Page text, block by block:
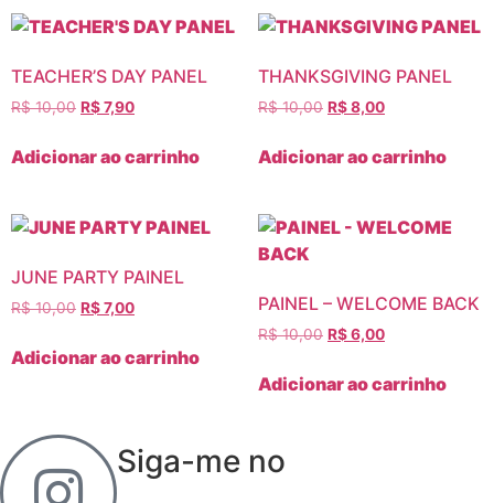
TEACHER’S DAY PANEL
R$10,00 R$7,90
Adicionar ao carrinho
THANKSGIVING PANEL
R$10,00 R$8,00
Adicionar ao carrinho
JUNE PARTY PAINEL
R$10,00 R$7,00
Adicionar ao carrinho
PAINEL – WELCOME BACK
R$10,00 R$6,00
Adicionar ao carrinho
Siga-me no